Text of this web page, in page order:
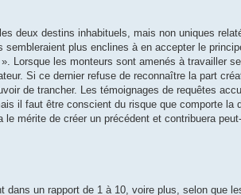
deux destins inhabituels, mais non uniques
plus enclines à en accepter le
Lorsque les monteurs sont amenés à travailler
Si ce dernier refuse de reconnaître la part
de trancher. Les témoignages de requêtes
il faut être conscient du risque que comporte la
mérite de créer un précédent et contribuera
un rapport de 1 à 10, voire plus, selon que